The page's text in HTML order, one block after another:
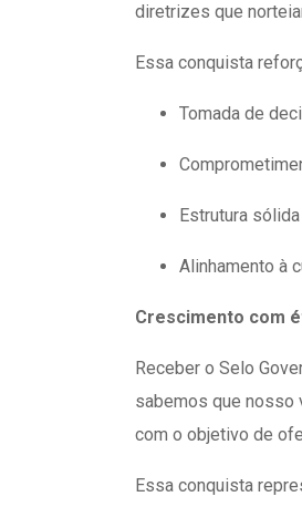
diretrizes que
Essa conquista
Tomada de
Estrutura
Alinhamento à
Crescimento com
Receber o Selo
sabemos que nosso
com o objetivo de
Essa conquista